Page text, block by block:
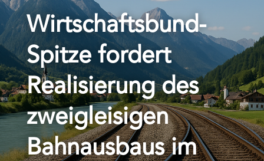
Wirtschaftsbund-
Spitze fordert
Realisierung des
zweigleisigen
Bahnausbaus im